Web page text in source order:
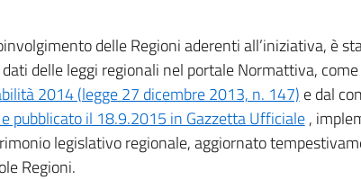
delle Regioni aderenti all’iniziativa, è
delle leggi regionali nel portale Normattiva,
2014 (legge 27 dicembre 2013, n. 147) e dal
pubblicato il 18.9.2015 in Gazzetta Ufficiale,
legislativo regionale, aggiornato
Regioni.